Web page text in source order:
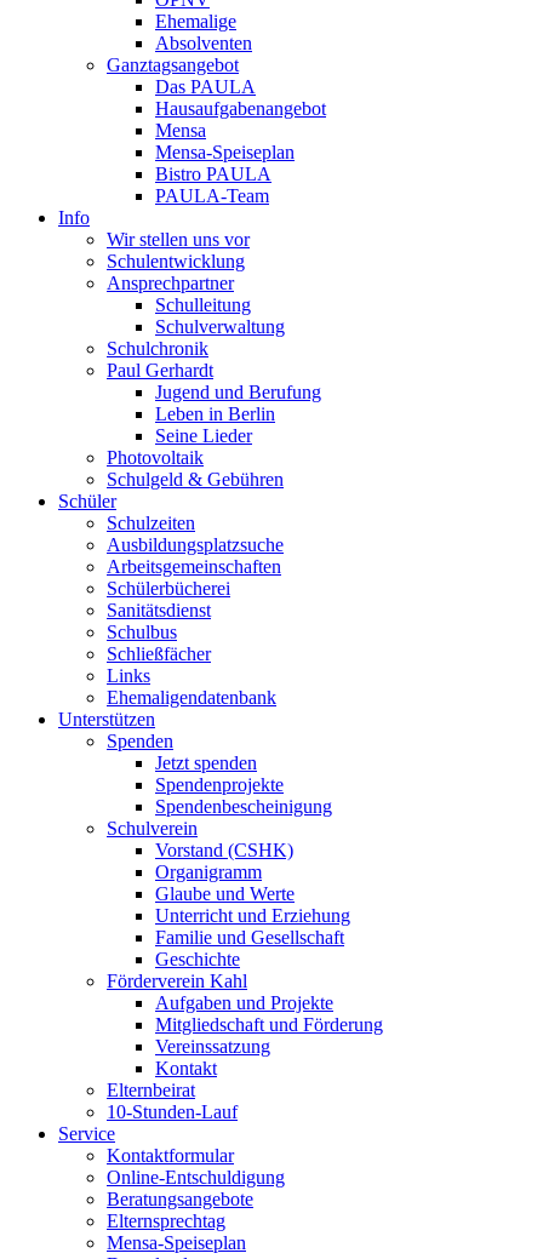
Ehemalige
Absolventen
Ganztagsangebot
Das PAULA
Hausaufgabenangebot
Mensa
Mensa-Speiseplan
Bistro PAULA
PAULA-Team
Info
Wir stellen uns vor
Schulentwicklung
Ansprechpartner
Schulleitung
Schulverwaltung
Schulchronik
Paul Gerhardt
Jugend und Berufung
Leben in Berlin
Seine Lieder
Photovoltaik
Schulgeld & Gebühren
Schüler
Schulzeiten
Ausbildungsplatzsuche
Arbeitsgemeinschaften
Schülerbücherei
Sanitätsdienst
Schulbus
Schließfächer
Links
Ehemaligendatenbank
Unterstützen
Spenden
Jetzt spenden
Spendenprojekte
Spendenbescheinigung
Schulverein
Vorstand (CSHK)
Organigramm
Glaube und Werte
Unterricht und Erziehung
Familie und Gesellschaft
Geschichte
Förderverein Kahl
Aufgaben und Projekte
Mitgliedschaft und Förderung
Vereinssatzung
Kontakt
Elternbeirat
10-Stunden-Lauf
Service
Kontaktformular
Online-Entschuldigung
Beratungsangebote
Elternsprechtag
Mensa-Speiseplan